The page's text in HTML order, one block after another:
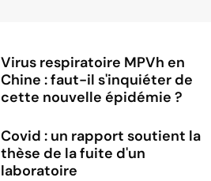
Virus respiratoire MPVh en
Chine : faut-il s'inquiéter de
cette nouvelle épidémie ?
Covid : un rapport soutient la
thèse de la fuite d'un
laboratoire